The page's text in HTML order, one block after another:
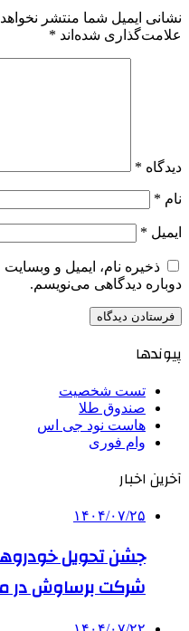
نشانی ایمیل شما منتشر
علامت‌گذاری شده‌اند *
دیدگاه *
نام *
ایمیل *
ذخیره نام، ایمیل و
دوباره دیدگاهی می‌نویسم.
پیوندها
تست شخصیت
صندوق طلا
هاست نود جی اس
وام فوری
آخرین اخبار
۱۴۰۴/۰۷/۲۵
جشن تحویل
شرکت برساوش در